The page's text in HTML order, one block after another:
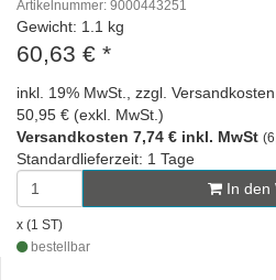
Artikelnummer: 9000443251
Gewicht: 1.1 kg
60,63 € *
inkl. 19% MwSt., zzgl. Versandkosten
50,95 € (exkl. MwSt.)
Versandkosten 7,74 € inkl. MwSt
Standardlieferzeit: 1 Tage
In den
x (1 ST)
bestellbar